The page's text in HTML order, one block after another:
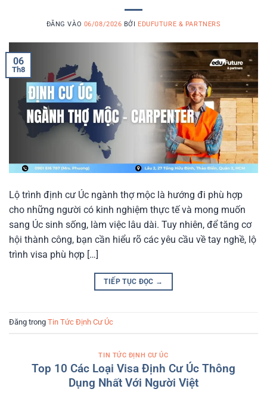
ĐĂNG VÀO 06/08/2026 BỞI EDUFUTURE & PARTNERS
06
Th8
Lộ trình định cư Úc ngành thợ mộc là hướng đi phù hợp
cho những người có kinh nghiệm thực tế và mong muốn
sang Úc sinh sống, làm việc lâu dài. Tuy nhiên, để tăng cơ
hội thành công, bạn cần hiểu rõ các yêu cầu về tay nghề, lộ
trình visa phù hợp […]
TIẾP TỤC ĐỌC →
Đăng trong Tin Tức Định Cư Úc
TIN TỨC ĐỊNH CƯ ÚC
Top 10 Các Loại Visa Định Cư Úc Thông
Dụng Nhất Với Người Việt